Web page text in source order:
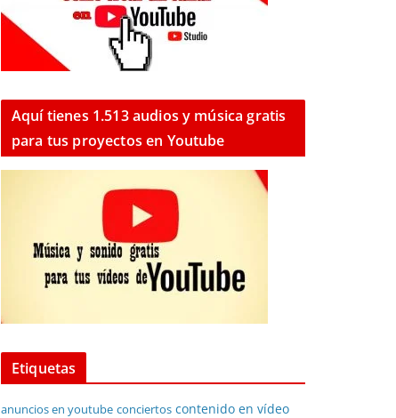
Aquí tienes 1.513 audios y música gratis
para tus proyectos en Youtube
Etiquetas
anuncios en youtube conciertos contenido en vídeo